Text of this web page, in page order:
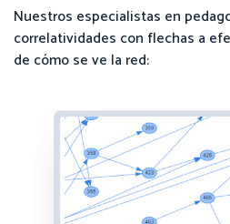
Nuestros especialistas en
correlatividades con flechas a
de cómo se ve la red: